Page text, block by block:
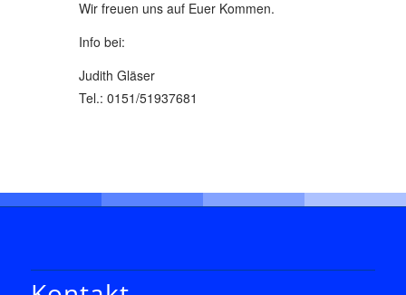
Wir freuen uns auf Euer Kommen.
Info bei:
Judith Gläser
Tel.: 0151/51937681